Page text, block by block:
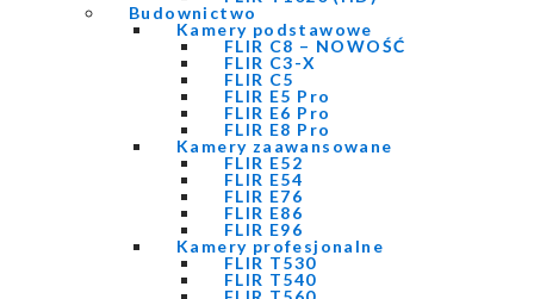
Budownictwo
Kamery podstawowe
FLIR C8 – NOWOŚĆ
FLIR C3-X
FLIR C5
FLIR E5 Pro
FLIR E6 Pro
FLIR E8 Pro
Kamery zaawansowane
FLIR E52
FLIR E54
FLIR E76
FLIR E86
FLIR E96
Kamery profesjonalne
FLIR T530
FLIR T540